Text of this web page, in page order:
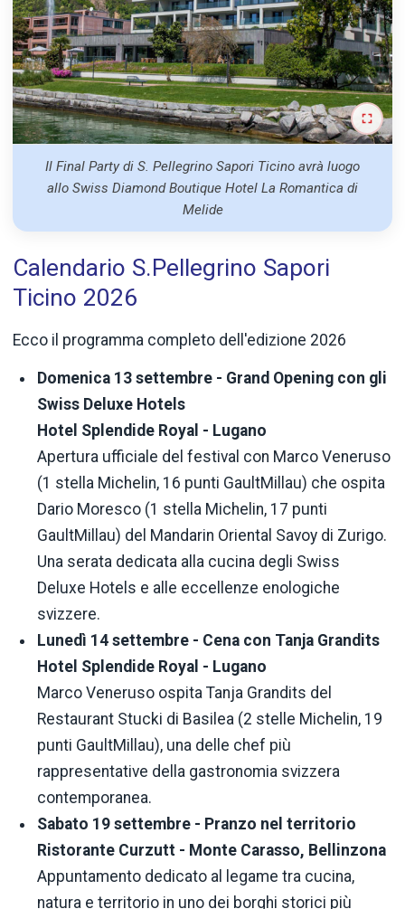
Il Final Party di S. Pellegrino Sapori Ticino avrà luogo
allo Swiss Diamond Boutique Hotel La Romantica di
Melide
Calendario S.Pellegrino Sapori
Ticino 2026
Ecco il programma completo dell'edizione 2026
Domenica 13 settembre - Grand Opening con gli
Swiss Deluxe Hotels
Hotel Splendide Royal - Lugano
Apertura ufficiale del festival con Marco Veneruso
(1 stella Michelin, 16 punti GaultMillau) che ospita
Dario Moresco (1 stella Michelin, 17 punti
GaultMillau) del Mandarin Oriental Savoy di Zurigo.
Una serata dedicata alla cucina degli Swiss
Deluxe Hotels e alle eccellenze enologiche
svizzere.
Lunedì 14 settembre - Cena con Tanja Grandits
Hotel Splendide Royal - Lugano
Marco Veneruso ospita Tanja Grandits del
Restaurant Stucki di Basilea (2 stelle Michelin, 19
punti GaultMillau), una delle chef più
rappresentative della gastronomia svizzera
contemporanea.
Sabato 19 settembre - Pranzo nel territorio
Ristorante Curzutt - Monte Carasso, Bellinzona
Appuntamento dedicato al legame tra cucina,
natura e territorio in uno dei borghi storici più